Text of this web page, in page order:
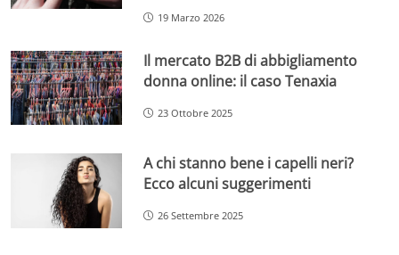
19 Marzo 2026
Il mercato B2B di abbigliamento
donna online: il caso Tenaxia
23 Ottobre 2025
A chi stanno bene i capelli neri?
Ecco alcuni suggerimenti
26 Settembre 2025